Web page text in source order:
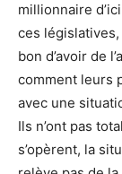
millionnaire
ces législatives,
bon d’avoir de
comment leurs
avec une
Ils n’ont pas
s’opèrent, la